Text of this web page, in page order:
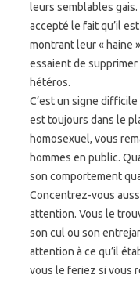
leurs semblables gais.
accepté le fait qu’il
montrant leur « haine
essaient de
hétéros.
C’est un signe
est toujours dans le
homosexuel, vous
hommes en public.
son comportement
Concentrez-vous
attention. Vous le
son cul ou son
attention à ce qu’il
vous le feriez si vous